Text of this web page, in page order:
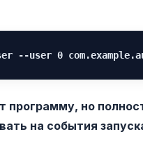
--user 0
программу, но
на события